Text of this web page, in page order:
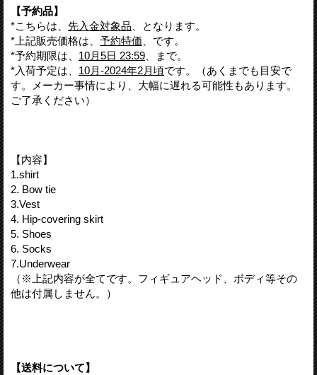
【予約品】
*こちらは、 先入金対象品 、となります。
*上記販売価格は、 予約特価 、です。
*予約期限は、 10月5日 23:59 、まで。
*入荷予定は、 10月-2024年2月頃です。（あくまでも目安で
す。メーカー事情により、大幅に遅れる可能性もあります。
ご了承ください）
【内容】
1.shirt
2. Bow tie
3.Vest
4. Hip-covering skirt
5. Shoes
6. Socks
7.Underwear
（※上記内容が全てです。フィギュアヘッド、ボディ等その
他は付属しません。）
【送料について】